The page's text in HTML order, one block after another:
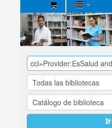
Biblioteca
Central
EsSalud
Ir